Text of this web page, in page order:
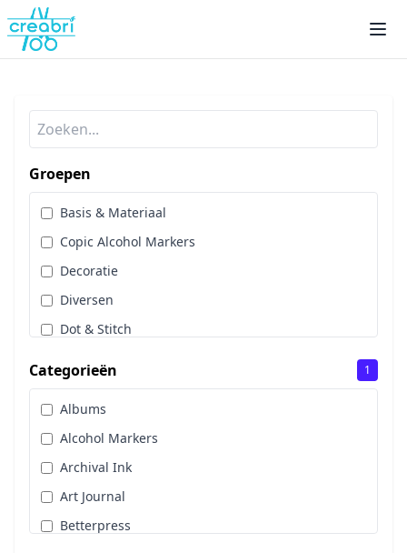
Groepen
Basis & Materiaal
Copic Alcohol Markers
Decoratie
Diversen
Dot & Stitch
Sale
Stans, Embos & Stencils
Stempels
Workshoppakket
Pan Pastel
Categorieën 1
Albums
Alcohol Markers
Archival Ink
Art Journal
Betterpress